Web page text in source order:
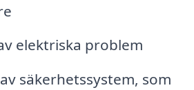
elektriska problem
säkerhetssystem, som